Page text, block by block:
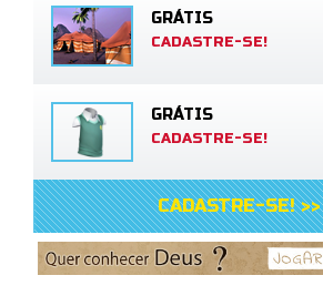
GRÁTIS
CADASTRE-SE!
GRÁTIS
CADASTRE-SE!
CADASTRE-SE! >>